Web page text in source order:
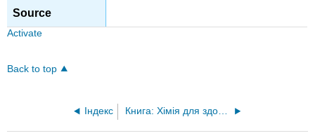
Activate
Back to top
Індекс Книга: Хімія для здоров'я союзників (Soult)